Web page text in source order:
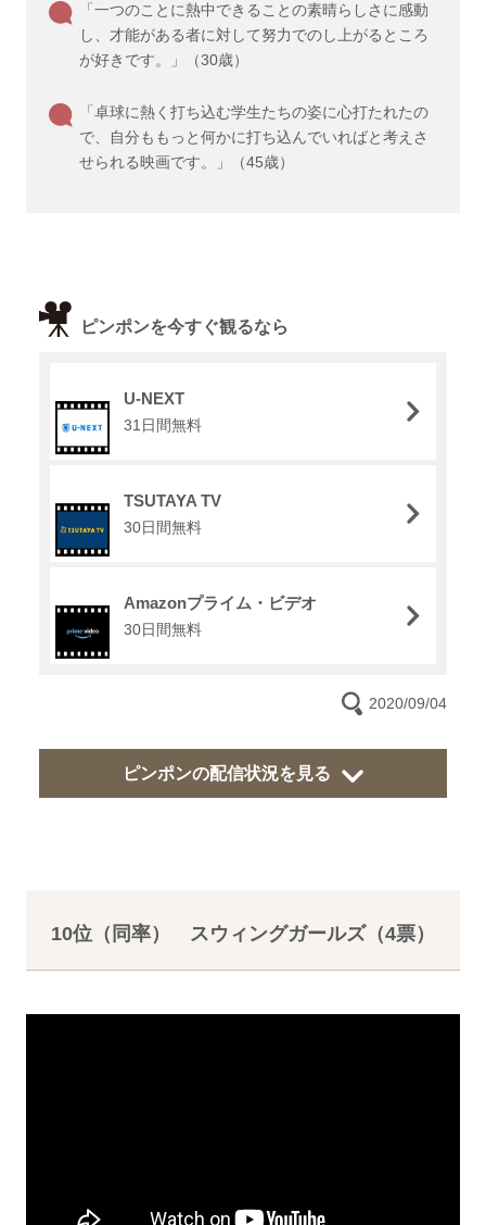
「一つのことに熱中できることの素晴らしさに感動
し、才能がある者に対して努力でのし上がるところ
が好きです。」（30歳）
「卓球に熱く打ち込む学生たちの姿に心打たれたの
で、自分ももっと何かに打ち込んでいればと考えさ
せられる映画です。」（45歳）
ピンポンを今すぐ観るなら
U-NEXT
31日間無料
TSUTAYA TV
30日間無料
Amazonプライム・ビデオ
30日間無料
2020/09/04
ピンポンの配信状況を見る
10位（同率） スウィングガールズ（4票）